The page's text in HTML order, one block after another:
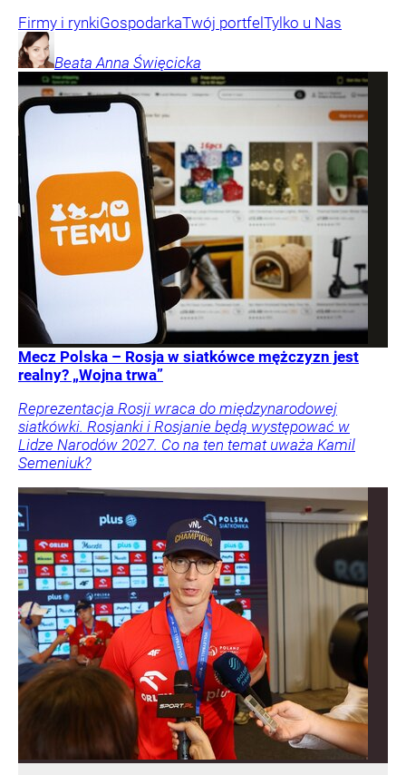
Firmy i rynkiGospodarkaTwój portfel Tylko u Nas
Beata Anna Święcicka
Mecz Polska – Rosja w siatkówce mężczyzn jest
realny? „Wojna trwa”
Reprezentacja Rosji wraca do międzynarodowej
siatkówki. Rosjanki i Rosjanie będą występować w
Lidze Narodów 2027. Co na ten temat uważa Kamil
Semeniuk?